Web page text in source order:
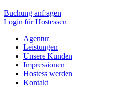
Buchung anfragen
Login für Hostessen
Agentur
Leistungen
Unsere Kunden
Impressionen
Hostess werden
Kontakt